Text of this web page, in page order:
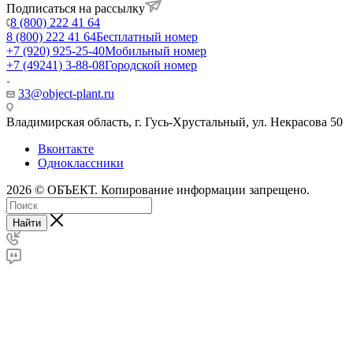
Подписаться на рассылку
8 (800) 222 41 64
8 (800) 222 41 64Бесплатный номер
+7 (920) 925-25-40Мобильный номер
+7 (49241) 3-88-08Городской номер
33@object-plant.ru
Владимирская область, г. Гусь-Хрустальный, ул. Некрасова 50
Вконтакте
Одноклассники
2026 © ОБЪЕКТ. Копирование информации запрещено.
Найти